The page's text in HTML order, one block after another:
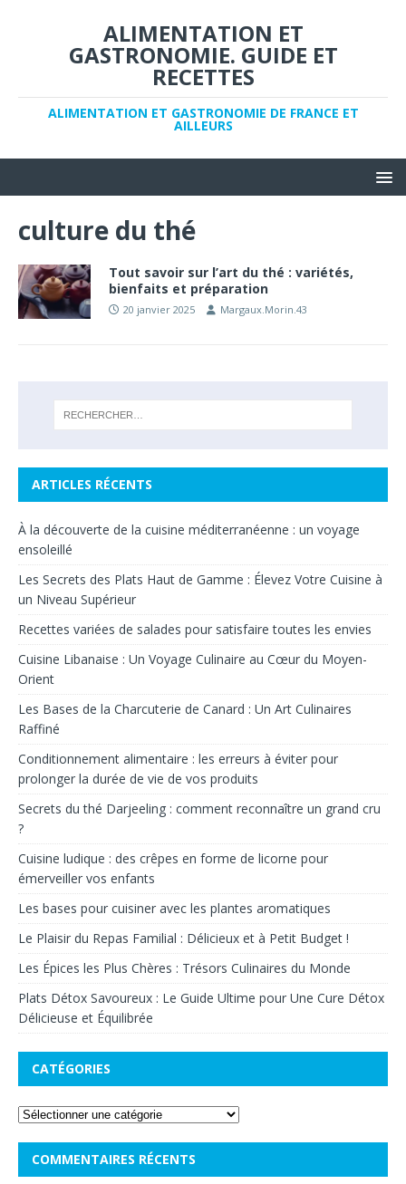
ALIMENTATION ET
GASTRONOMIE. GUIDE ET
RECETTES
ALIMENTATION ET GASTRONOMIE DE FRANCE ET
AILLEURS
culture du thé
Tout savoir sur l’art du thé : variétés,
bienfaits et préparation
20 janvier 2025 Margaux.Morin.43
ARTICLES RÉCENTS
À la découverte de la cuisine méditerranéenne : un voyage
ensoleillé
Les Secrets des Plats Haut de Gamme : Élevez Votre Cuisine à
un Niveau Supérieur
Recettes variées de salades pour satisfaire toutes les envies
Cuisine Libanaise : Un Voyage Culinaire au Cœur du Moyen-
Orient
Les Bases de la Charcuterie de Canard : Un Art Culinaires
Raffiné
Conditionnement alimentaire : les erreurs à éviter pour
prolonger la durée de vie de vos produits
Secrets du thé Darjeeling : comment reconnaître un grand cru
?
Cuisine ludique : des crêpes en forme de licorne pour
émerveiller vos enfants
Les bases pour cuisiner avec les plantes aromatiques
Le Plaisir du Repas Familial : Délicieux et à Petit Budget !
Les Épices les Plus Chères : Trésors Culinaires du Monde
Plats Détox Savoureux : Le Guide Ultime pour Une Cure Détox
Délicieuse et Équilibrée
CATÉGORIES
COMMENTAIRES RÉCENTS